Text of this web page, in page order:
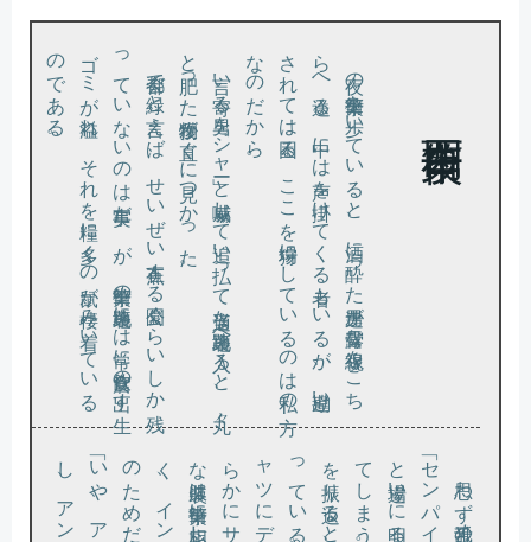
夜の繁華街
を歩
い
て
い
る
と
、酒
に酔
っ
た男達
が露骨
な視線
を
こ
ち
らへ送
る
。中
に
は声
を掛
け
て
く
る者
も
い
る
が
、勘違
い
され
て
は困
る
。
こ
こ
を狩場
に
し
て
い
る
の
は私
の方
なの
だ
か
ら
。
言い寄
る男
を「
シ
ャー」
と威嚇
し
て追
い払
っ
て適当
な路地裏
へ入
る
と
、丸々
と肥っ
た獲物
が直
ぐ
に見
つ
か
っ
た
。
都会で緑
と言
え
ば
、
せ
い
ぜ
い点在
す
る公園
ぐ
ら
い
し
か残
って
い
な
い
の
は事実
だ
。
が
、繁華街
の路地裏
に
は常
に飲食店
の出
す生
ゴミ
が溢
れ
、
そ
れ
を糧
に多
く
の鼠
が棲
み着
い
て
い
る
ので
あ
る
。
「センパイ！」